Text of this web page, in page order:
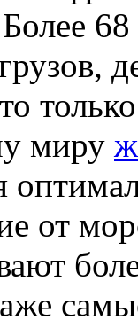
миру
от